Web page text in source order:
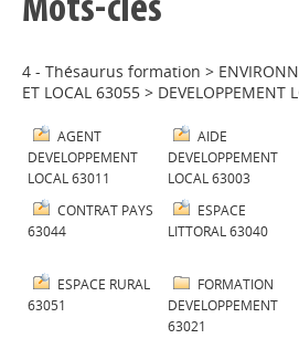
Mots-clés
4 - Thésaurus formation >
ET LOCAL 63055 > DEVELOPPEMENT
AGENT
DEVELOPPEMENT
LOCAL 63011
AIDE
DEVELOPPEMENT
LOCAL 63003
CONTRAT PAYS
63044
ESPACE
LITTORAL 63040
ESPACE RURAL
63051
FORMATION
DEVELOPPEMENT
63021